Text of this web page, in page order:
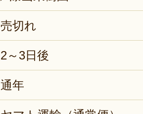
売切れ
2～3日後
通年